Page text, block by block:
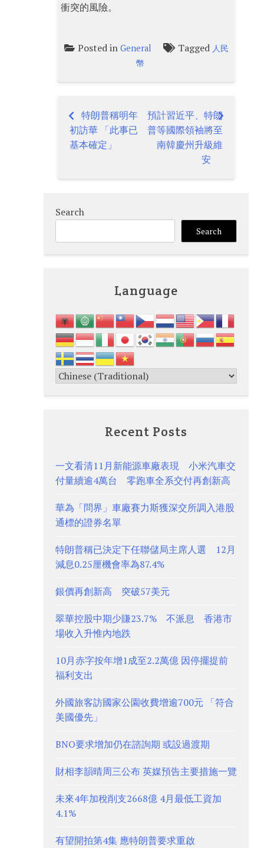
衝突的風險。
Posted in General Tagged 人民
幣
Post
navigation
特朗普稱明年
初訪華 「此事已
基本確定」
預計習近平、特朗
普等國際領袖將至
南韓慶州升級維
安
Search
Search
Language
Recent Posts
一文看清11月新能源車廠表現 小米汽車交
付量續逾4萬台 零跑車全系交付再創新高
華為「問界」車廠賽力斯獲深交所調入港股
通標的證券名單
特朗普稱已決定下任聯儲局主席人選 12月
減息0.25厘機會率為87.4%
銀價再創新高 突破57美元
翠華控股中期少賺23.7% 不派息 香港市
場收入升惟內地跌
10月赤字按年增1成至2.2萬億 因停擺提前
福利支出
外國旅客訪國家公園收費增逾700元 「符合
美國優先」
BNO要求增加仍在諮詢期 或設過渡期
財相李韻晴周三公布 英媒預告主要措施一覽
未來4年加稅削支2668億 4月最低工資加
4.1%
有望開拍第4集 應特朗普要求重啟